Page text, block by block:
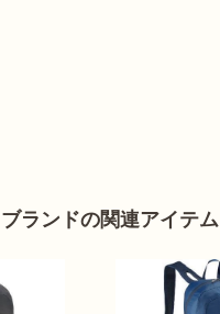
ブランドの関連アイテム